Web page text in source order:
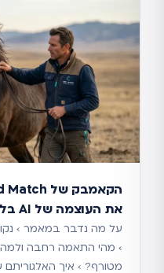
את העוצמה של AI בלי לשרוף את התקציב
על מה נדבר במאמר ›
› מהי התאמה רחבה
מטורף? › איך האלגוריתם